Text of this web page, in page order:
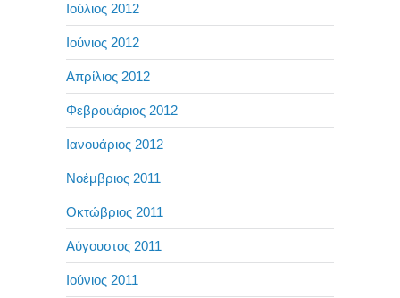
Ιούλιος 2012
Ιούνιος 2012
Απρίλιος 2012
Φεβρουάριος 2012
Ιανουάριος 2012
Νοέμβριος 2011
Οκτώβριος 2011
Αύγουστος 2011
Ιούνιος 2011